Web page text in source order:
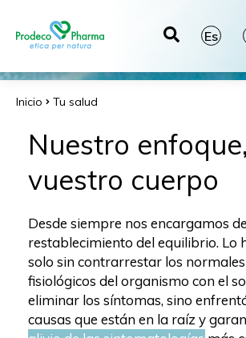
Es
Inicio Tu salud
Nuestro enfoque,
vuestro cuerpo
Desde siempre nos encargamos
restablecimiento del equilibrio. Lo
solo sin contrarrestar los
fisiológicos del organismo con el
eliminar los síntomas, sino
causas que están en la raíz y